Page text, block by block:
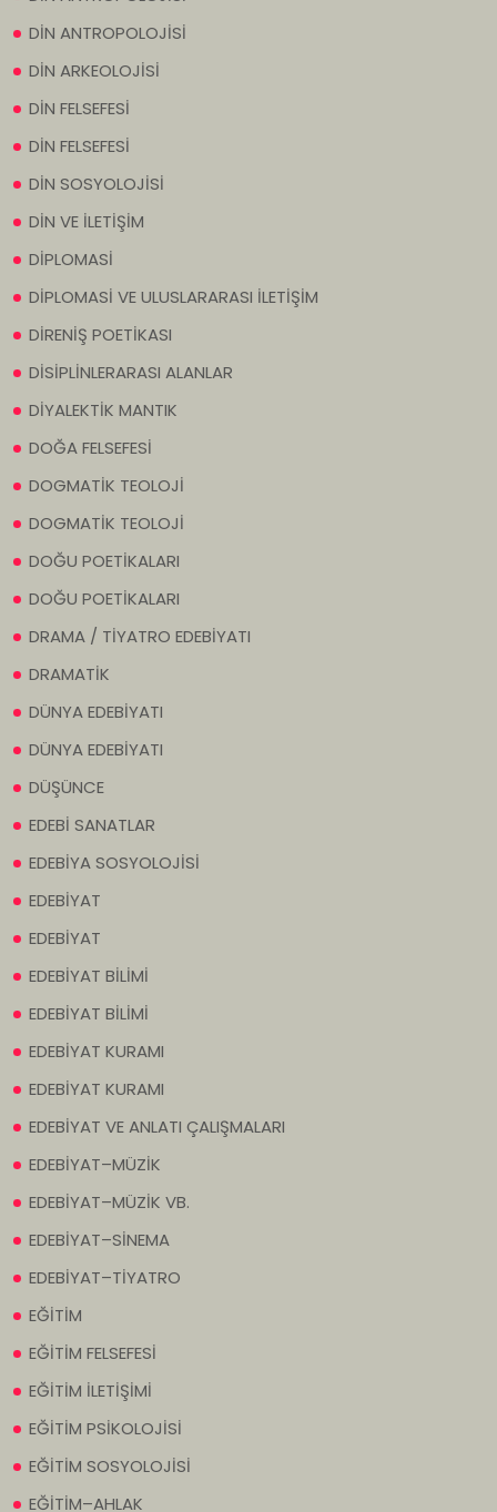
DİN ANTROPOLOJİSİ
DİN ARKEOLOJİSİ
DİN FELSEFESİ
DİN FELSEFESİ
DİN SOSYOLOJİSİ
DİN VE İLETİŞİM
DİPLOMASİ
DİPLOMASİ VE ULUSLARARASI İLETİŞİM
DİRENİŞ POETİKASI
DİSİPLİNLERARASI ALANLAR
DİYALEKTİK MANTIK
DOĞA FELSEFESİ
DOGMATİK TEOLOJİ
DOGMATİK TEOLOJİ
DOĞU POETİKALARI
DOĞU POETİKALARI
DRAMA / TİYATRO EDEBİYATI
DRAMATİK
DÜNYA EDEBİYATI
DÜNYA EDEBİYATI
DÜŞÜNCE
EDEBİ SANATLAR
EDEBİYA SOSYOLOJİSİ
EDEBİYAT
EDEBİYAT
EDEBİYAT BİLİMİ
EDEBİYAT BİLİMİ
EDEBİYAT KURAMI
EDEBİYAT KURAMI
EDEBİYAT VE ANLATI ÇALIŞMALARI
EDEBİYAT–MÜZİK
EDEBİYAT–MÜZİK VB.
EDEBİYAT–SİNEMA
EDEBİYAT–TİYATRO
EĞİTİM
EĞİTİM FELSEFESİ
EĞİTİM İLETİŞİMİ
EĞİTİM PSİKOLOJİSİ
EĞİTİM SOSYOLOJİSİ
EĞİTİM–AHLAK